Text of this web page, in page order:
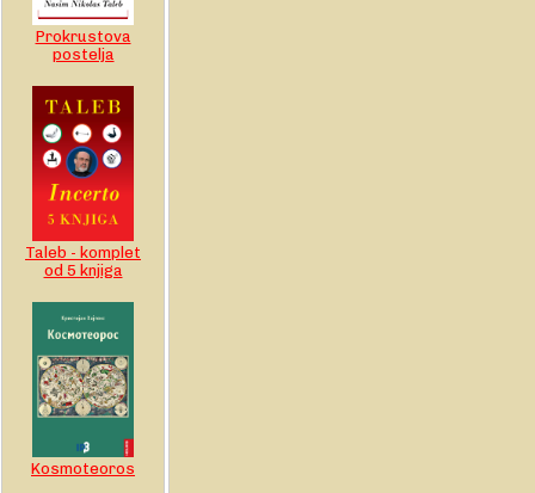
Prokrustova
postelja
Taleb - komplet
od 5 knjiga
Kosmoteoros